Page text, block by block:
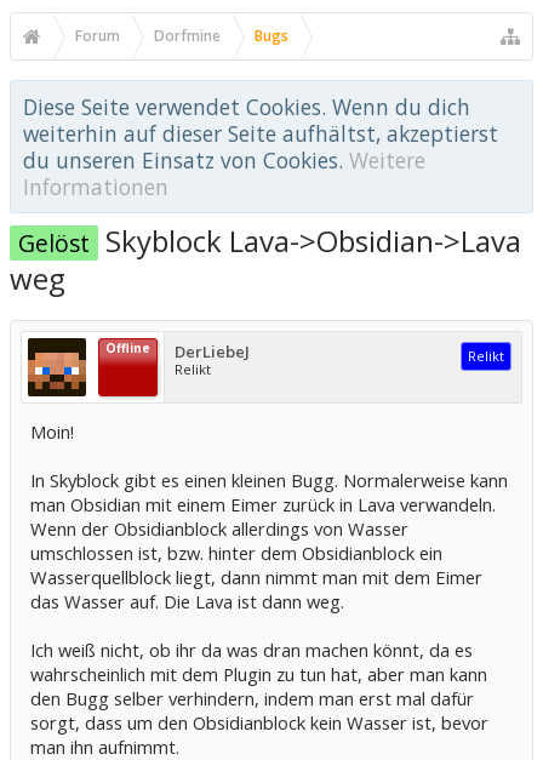
Forum Dorfmine Bugs
Diese Seite verwendet Cookies. Wenn du dich
weiterhin auf dieser Seite aufhältst, akzeptierst
du unseren Einsatz von Cookies. Weitere
Informationen
Gelöst Skyblock Lava->Obsidian->Lava
weg
Offline DerLiebeJ
Relikt
Relikt
Moin!
In Skyblock gibt es einen kleinen Bugg. Normalerweise kann
man Obsidian mit einem Eimer zurück in Lava verwandeln.
Wenn der Obsidianblock allerdings von Wasser
umschlossen ist, bzw. hinter dem Obsidianblock ein
Wasserquellblock liegt, dann nimmt man mit dem Eimer
das Wasser auf. Die Lava ist dann weg.
Ich weiß nicht, ob ihr da was dran machen könnt, da es
wahrscheinlich mit dem Plugin zu tun hat, aber man kann
den Bugg selber verhindern, indem man erst mal dafür
sorgt, dass um den Obsidianblock kein Wasser ist, bevor
man ihn aufnimmt.